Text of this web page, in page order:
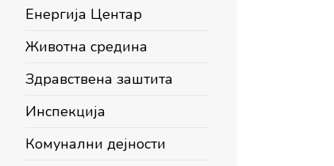
Енергија Центар
Животна средина
Здравствена заштита
Инспекција
Комунални дејности